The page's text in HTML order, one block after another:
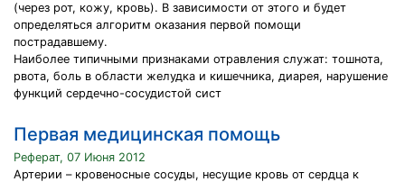
(через рот, кожу, кровь). В зависимости от этого и будет
определяться алгоритм оказания первой помощи
пострадавшему.
Наиболее типичными признаками отравления служат: тошнота,
рвота, боль в области желудка и кишечника, диарея, нарушение
функций сердечно-сосудистой сист
Первая медицинская помощь
Реферат, 07 Июня 2012
Артерии – кровеносные сосуды, несущие кровь от сердца к